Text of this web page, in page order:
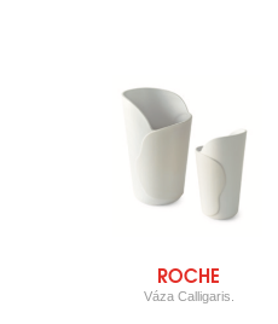
ROCHE
Váza Calligaris.